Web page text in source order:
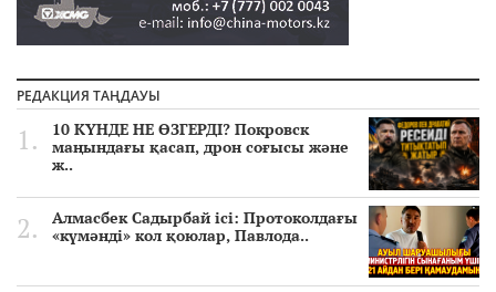
РЕДАКЦИЯ ТАҢДАУЫ
10 КҮНДЕ НЕ ӨЗГЕРДІ? Покровск
маңындағы қасап, дрон соғысы және
ж..
Алмасбек Садырбай ісі: Протоколдағы
«күмәнді» кол қоюлар, Павлода..